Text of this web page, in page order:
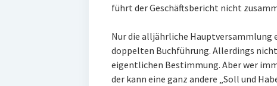
führt der Geschäftsbericht nicht
Nur die alljährliche Hauptversammlung
doppelten Buchführung. Allerdings
eigentlichen Bestimmung. Aber wer
der kann eine ganz andere „Soll und